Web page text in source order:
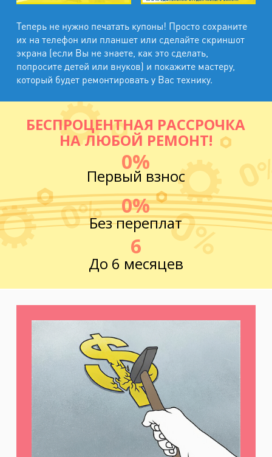
Теперь не нужно печатать купоны! Просто сохраните
их на телефон или планшет или сделайте скриншот
экрана (если Вы не знаете, как это сделать,
попросите детей или внуков) и покажите мастеру,
который будет ремонтировать у Вас технику.
БЕСПРОЦЕНТНАЯ РАССРОЧКА
НА ЛЮБОЙ РЕМОНТ!
0%
Первый взнос
0%
Без переплат
6
До 6 месяцев